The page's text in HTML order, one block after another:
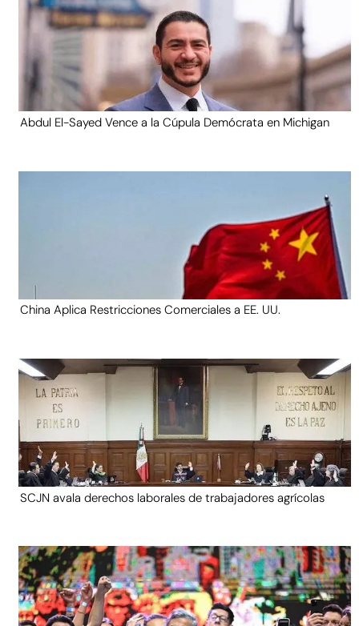
Abdul El-Sayed Vence a la Cúpula Demócrata en Michigan
China Aplica Restricciones Comerciales a EE. UU.
SCJN avala derechos laborales de trabajadores agrícolas